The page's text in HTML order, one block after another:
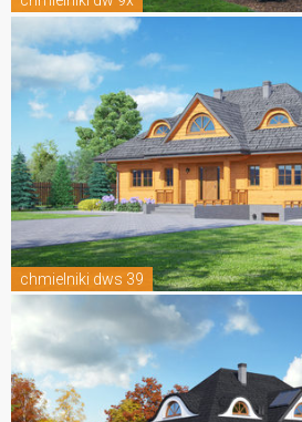
chmielniki dws 39